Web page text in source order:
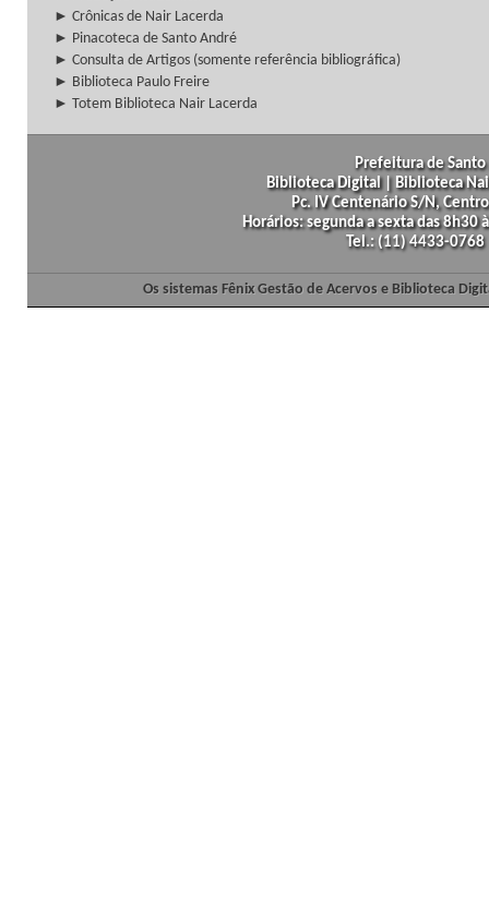
► Crônicas de Nair Lacerda
► Pinacoteca de Santo André
► Consulta de Artigos (somente referência bibliográfica)
► Biblioteca Paulo Freire
► Totem Biblioteca Nair Lacerda
Prefeitura de
Biblioteca Digital | Biblioteca
Pc. IV Centenário S/N,
Horários: segunda a sexta das
Tel.: (11) 4433-
Os sistemas Fênix Gestão de Acervos e Biblioteca